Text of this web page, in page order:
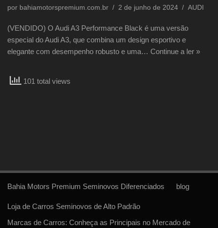
por bahiamotorspremium.com.br 2 de junho de 2024 AUDI
(VENDIDO) O Audi A3 Performance Black é uma versão
especial do Audi A3, que combina um design esportivo e
elegante com desempenho robusto e uma… Continue a ler »
101 total views
Bahia Motors Premium Seminovos Diferenciados blog
Loja de Carros Seminovos de Alto Padrão
Marcas de Carros: Conheça as Principais no Mercado de